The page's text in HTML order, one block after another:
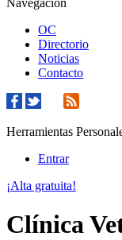
Navegación
OC
Directorio
Noticias
Contacto
Herramientas
Entrar
¡Alta gratuita!
Clínica